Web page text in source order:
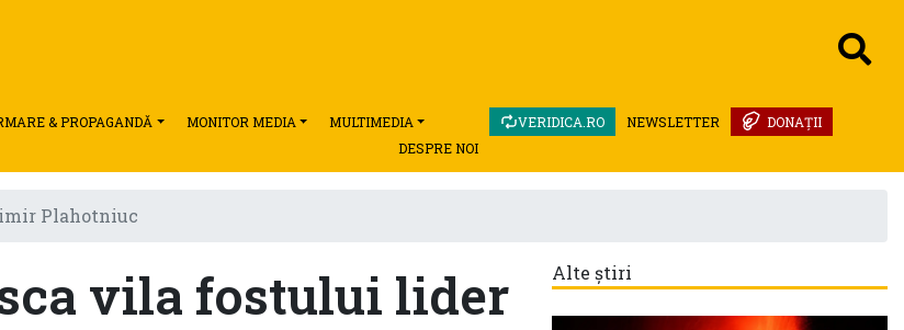
& PROPAGANDĂ MONITOR MEDIA MULTIMEDIA DONAȚII
NEWSLETTER
VERIDICA.RO
DESPRE NOI
Plahotniuc
vila fostului lider
Alte știri